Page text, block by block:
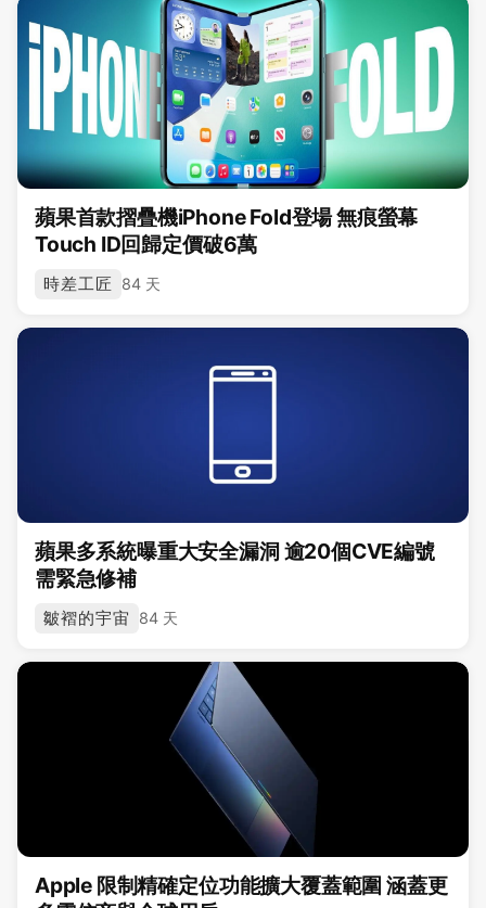
蘋果首款摺疊機iPhone Fold登場 無痕螢幕
Touch ID回歸定價破6萬
時差工匠 84 天
蘋果多系統曝重大安全漏洞 逾20個CVE編號
需緊急修補
皺褶的宇宙 84 天
Apple 限制精確定位功能擴大覆蓋範圍 涵蓋更